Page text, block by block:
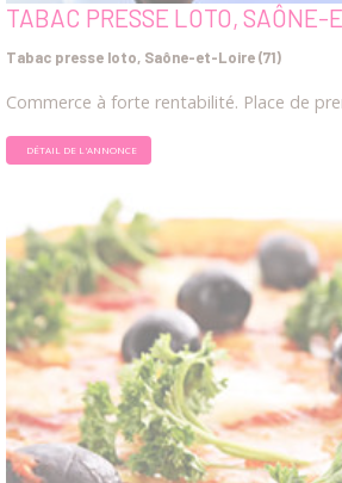
TABAC PRESSE LOTO, SAÔNE-
Tabac presse loto, Saône-et-Loire (71)
Commerce à forte rentabilité. Place de
DÉTAIL DE L'ANNONCE